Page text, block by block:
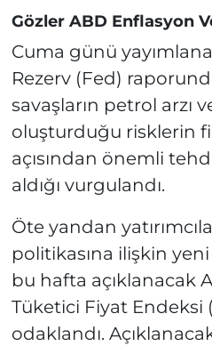
Gözler ABD Enflasyon
Cuma günü
Rezerv (Fed)
savaşların petrol arzı
oluşturduğu risklerin
açısından önemli
aldığı vurgulandı.
Öte yandan
politikasına ilişkin
bu hafta açıklanacak
Tüketici Fiyat Endeksi
odaklandı.